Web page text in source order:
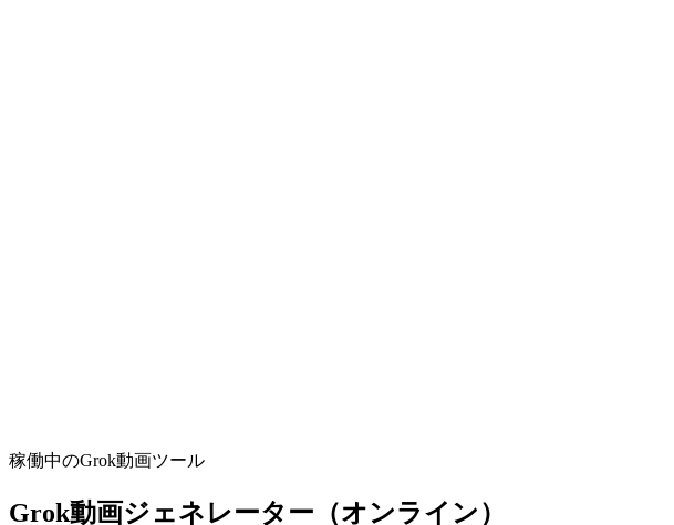
稼働中のGrok動画ツール
Grok動画ジェネレーター（オンライン）